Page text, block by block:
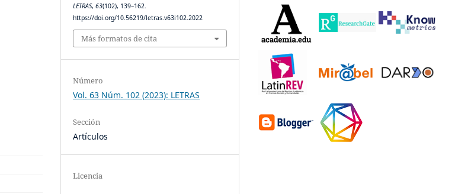
LETRAS,63(102), 139–162.
https://doi.org/10.56219/letras.v63i102.2022
Más formatos de cita
Número
Vol. 63 Núm. 102 (2023): LETRAS
Sección
Artículos
Licencia